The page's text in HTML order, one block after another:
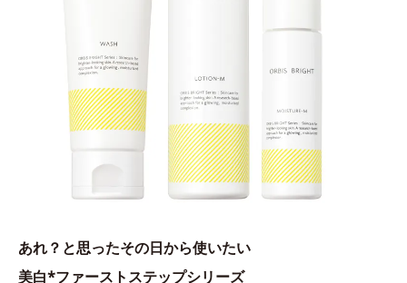
あれ？と思ったその日から使いたい
美白*ファーストステップシリーズ